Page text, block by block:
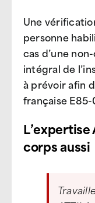
Une
personne
cas d’une
intégral de
à prévoir afin
française E85-
L’expertise
corps aussi